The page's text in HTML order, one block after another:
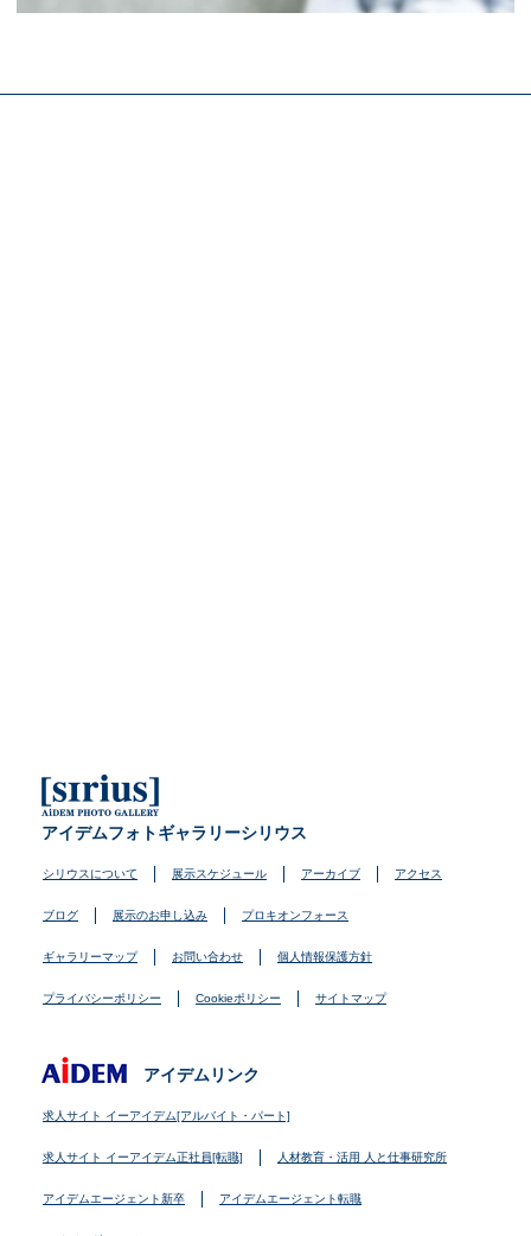
アイデムフォトギャラリーシリウス
シリウスについて 展示スケジュール アーカイブ アクセス
ブログ 展示のお申し込み プロキオンフォース
ギャラリーマップ お問い合わせ 個人情報保護方針
プライバシーポリシー Cookieポリシー サイトマップ
アイデムリンク
求人サイト イーアイデム[アルバイト・パート]
求人サイト イーアイデム正社員[転職] 人材教育・活用 人と仕事研究所
アイデムエージェント新卒 アイデムエージェント転職